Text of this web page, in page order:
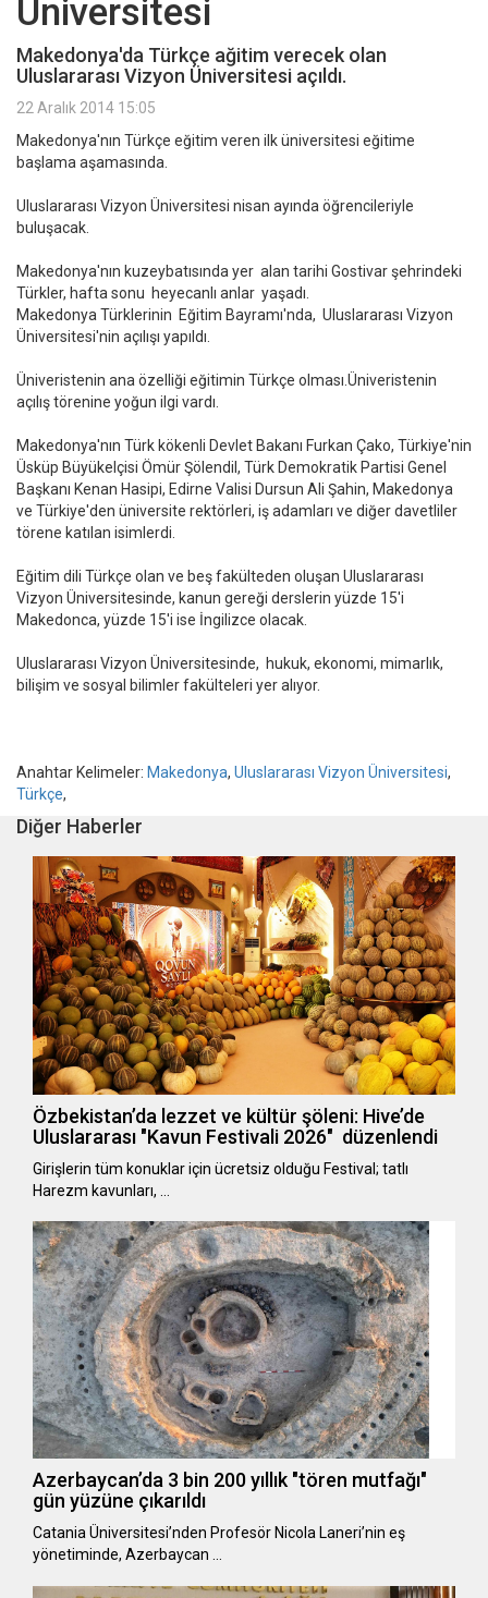
Üniversitesi
Makedonya'da Türkçe ağitim verecek olan
Uluslararası Vizyon Üniversitesi açıldı.
22 Aralık 2014 15:05
Makedonya'nın Türkçe eğitim veren ilk üniversitesi eğitime
başlama aşamasında.
Uluslararası Vizyon Üniversitesi nisan ayında öğrencileriyle
buluşacak.
Makedonya'nın kuzeybatısında yer alan tarihi Gostivar şehrindeki
Türkler, hafta sonu heyecanlı anlar yaşadı.
Makedonya Türklerinin Eğitim Bayramı'nda, Uluslararası Vizyon
Üniversitesi'nin açılışı yapıldı.
Üniveristenin ana özelliği eğitimin Türkçe olması.Üniveristenin
açılış törenine yoğun ilgi vardı.
Makedonya'nın Türk kökenli Devlet Bakanı Furkan Çako, Türkiye'nin
Üsküp Büyükelçisi Ömür Şölendil, Türk Demokratik Partisi Genel
Başkanı Kenan Hasipi, Edirne Valisi Dursun Ali Şahin, Makedonya
ve Türkiye'den üniversite rektörleri, iş adamları ve diğer davetliler
törene katılan isimlerdi.
Eğitim dili Türkçe olan ve beş fakülteden oluşan Uluslararası
Vizyon Üniversitesinde, kanun gereği derslerin yüzde 15'i
Makedonca, yüzde 15'i ise İngilizce olacak.
Uluslararası Vizyon Üniversitesinde, hukuk, ekonomi, mimarlık,
bilişim ve sosyal bilimler fakülteleri yer alıyor.
Anahtar Kelimeler: Makedonya, Uluslararası Vizyon Üniversitesi,
Türkçe,
Diğer Haberler
Özbekistan’da lezzet ve kültür şöleni: Hive’de
Uluslararası "Kavun Festivali 2026" düzenlendi
Girişlerin tüm konuklar için ücretsiz olduğu Festival; tatlı
Harezm kavunları, …
Azerbaycan’da 3 bin 200 yıllık "tören mutfağı"
gün yüzüne çıkarıldı
Catania Üniversitesi’nden Profesör Nicola Laneri’nin eş
yönetiminde, Azerbaycan …